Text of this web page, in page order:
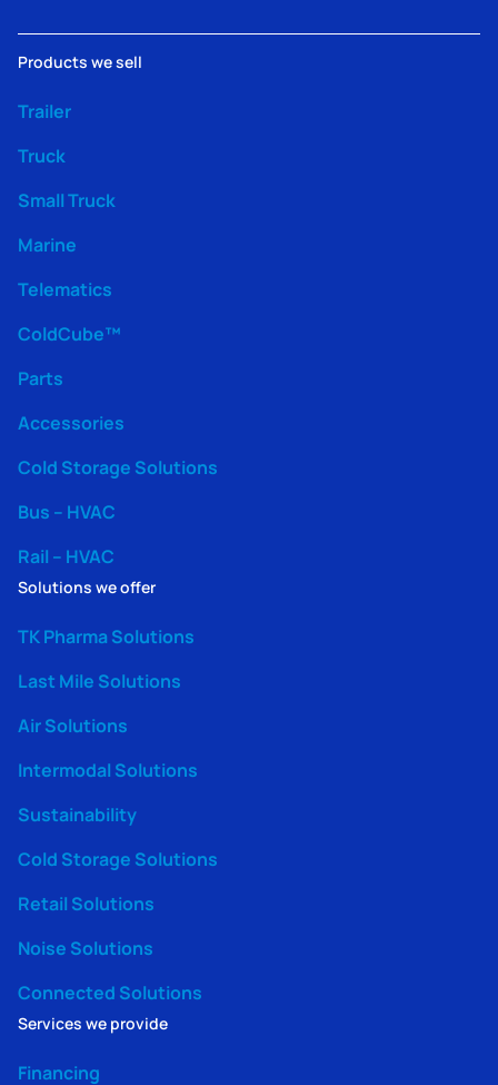
Products we sell
Trailer
Truck
Small Truck
Marine
Telematics
ColdCube™
Parts
Accessories
Cold Storage Solutions
Bus – HVAC
Rail – HVAC
Solutions we offer
TK Pharma Solutions
Last Mile Solutions
Air Solutions
Intermodal Solutions
Sustainability
Cold Storage Solutions
Retail Solutions
Noise Solutions
Connected Solutions
Services we provide
Financing